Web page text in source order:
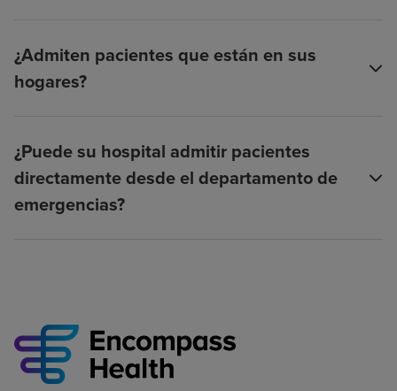
¿Admiten pacientes que están en sus
hogares?
¿Puede su hospital admitir pacientes
directamente desde el departamento de
emergencias?